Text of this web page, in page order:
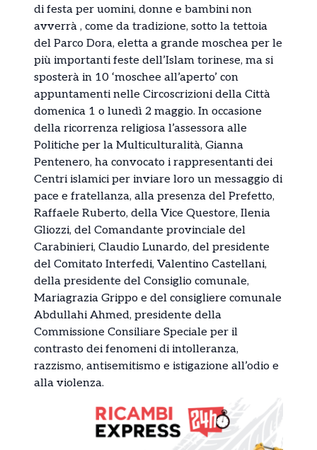
di festa per uomini, donne e bambini non
avverrà , come da tradizione, sotto la tettoia
del Parco Dora, eletta a grande moschea per le
più importanti feste dell’Islam torinese, ma si
sposterà in 10 ‘moschee all’aperto’ con
appuntamenti nelle Circoscrizioni della Città
domenica 1 o lunedì 2 maggio. In occasione
della ricorrenza religiosa l’assessora alle
Politiche per la Multiculturalità, Gianna
Pentenero, ha convocato i rappresentanti dei
Centri islamici per inviare loro un messaggio di
pace e fratellanza, alla presenza del Prefetto,
Raffaele Ruberto, della Vice Questore, Ilenia
Gliozzi, del Comandante provinciale del
Carabinieri, Claudio Lunardo, del presidente
del Comitato Interfedi, Valentino Castellani,
della presidente del Consiglio comunale,
Mariagrazia Grippo e del consigliere comunale
Abdullahi Ahmed, presidente della
Commissione Consiliare Speciale per il
contrasto dei fenomeni di intolleranza,
razzismo, antisemitismo e istigazione all’odio e
alla violenza.